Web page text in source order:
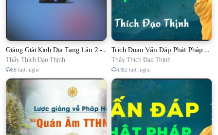
Giảng Giải Kinh Địa Tạng Lần 2 - Thầy Thích Đạo Thịnh - Diệu Pháp Khai Tâm
Thầy Thích Đạo Thịnh
88 lượt nghe
Trích Đoạn Vấn Đáp Phật Pháp 2022
Thầy Thích Đạo Thịnh
4.182 lượt nghe